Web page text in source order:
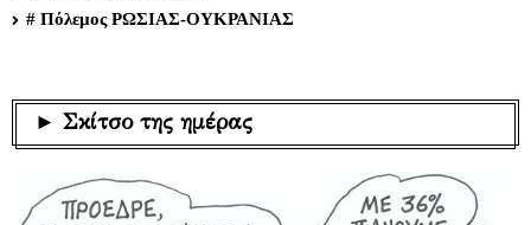
# Πόλεμος ΡΩΣΙΑΣ-ΟΥΚΡΑΝΙΑΣ
► Σκίτσο της ημέρας